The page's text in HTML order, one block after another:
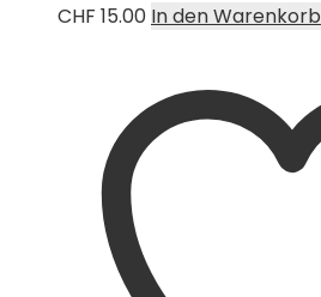
CHF 15.00 In den Warenkorb